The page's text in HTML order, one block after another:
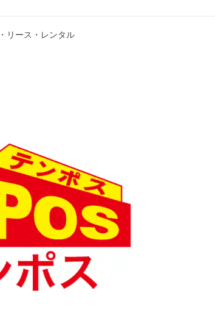
リース・レンタル